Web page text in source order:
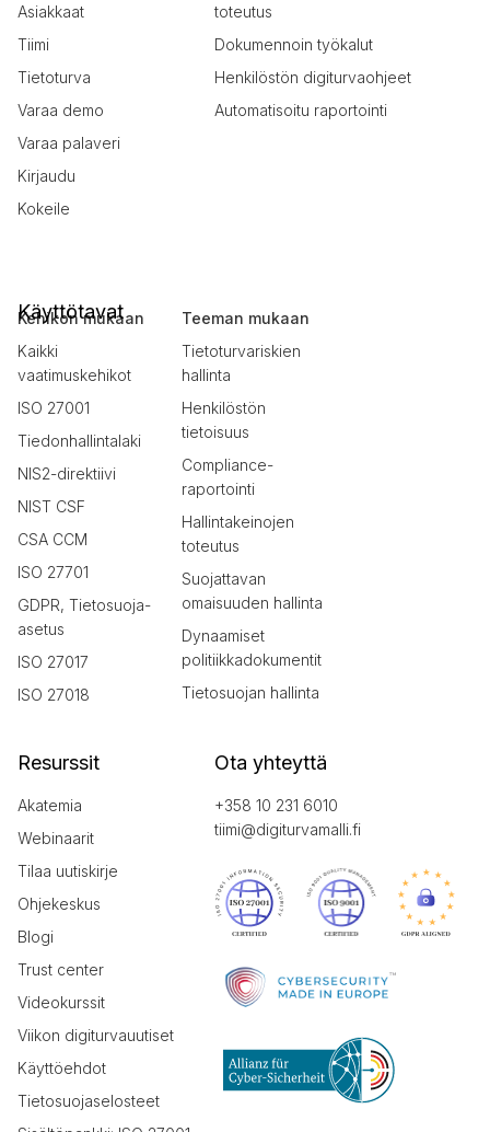
Asiakkaat
Tiimi
Tietoturva
Varaa demo
Varaa palaveri
Kirjaudu
Kokeile
toteutus
Dokumennoin työkalut
Henkilöstön digiturvaohjeet
Automatisoitu raportointi
Käyttötavat
Kehikon mukaan
Kaikki
vaatimuskehikot
ISO 27001
Tiedonhallintalaki
NIS2-direktiivi
NIST CSF
CSA CCM
ISO 27701
GDPR, Tietosuoja-
asetus
ISO 27017
ISO 27018
Teeman mukaan
Tietoturvariskien
hallinta
Henkilöstön
tietoisuus
Compliance-
raportointi
Hallintakeinojen
toteutus
Suojattavan
omaisuuden hallinta
Dynaamiset
politiikkadokumentit
Tietosuojan hallinta
Resurssit
Akatemia
Webinaarit
Tilaa uutiskirje
Ohjekeskus
Blogi
Trust center
Videokurssit
Viikon digiturvauutiset
Käyttöehdot
Tietosuojaselosteet
Ota yhteyttä
+358 10 231 6010
tiimi@digiturvamalli.fi